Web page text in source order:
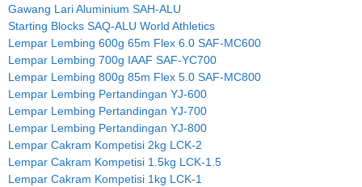
Gawang Lari Aluminium SAH-ALU
Starting Blocks SAQ-ALU World Athletics
Lempar Lembing 600g 65m Flex 6.0 SAF-MC600
Lempar Lembing 700g IAAF SAF-YC700
Lempar Lembing 800g 85m Flex 5.0 SAF-MC800
Lempar Lembing Pertandingan YJ-600
Lempar Lembing Pertandingan YJ-700
Lempar Lembing Pertandingan YJ-800
Lempar Cakram Kompetisi 2kg LCK-2
Lempar Cakram Kompetisi 1.5kg LCK-1.5
Lempar Cakram Kompetisi 1kg LCK-1